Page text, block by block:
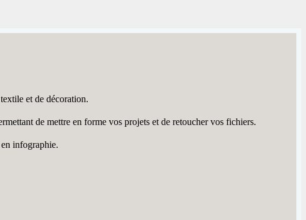
et de décoration.
de mettre en forme vos projets et de retoucher vos fichiers.
infographie.